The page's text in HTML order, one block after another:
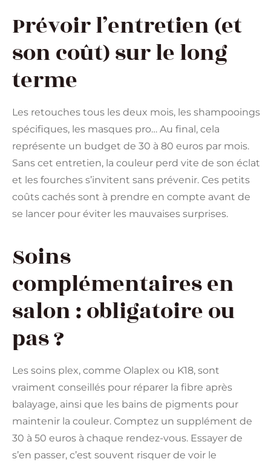
Prévoir l’entretien (et
son coût) sur le long
terme
Les retouches tous les deux mois, les shampooings
spécifiques, les masques pro… Au final, cela
représente un budget de 30 à 80 euros par mois.
Sans cet entretien, la couleur perd vite de son éclat
et les fourches s’invitent sans prévenir. Ces petits
coûts cachés sont à prendre en compte avant de
se lancer pour éviter les mauvaises surprises.
Soins
complémentaires en
salon : obligatoire ou
pas ?
Les soins plex, comme Olaplex ou K18, sont
vraiment conseillés pour réparer la fibre après
balayage, ainsi que les bains de pigments pour
maintenir la couleur. Comptez un supplément de
30 à 50 euros à chaque rendez-vous. Essayer de
s’en passer, c’est souvent risquer de voir le